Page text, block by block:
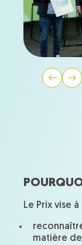
Le Prix vise à
matière